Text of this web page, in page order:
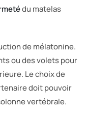
du matelas
de mélatonine.
ou des volets pour
Le choix de
doit pouvoir
vertébrale.